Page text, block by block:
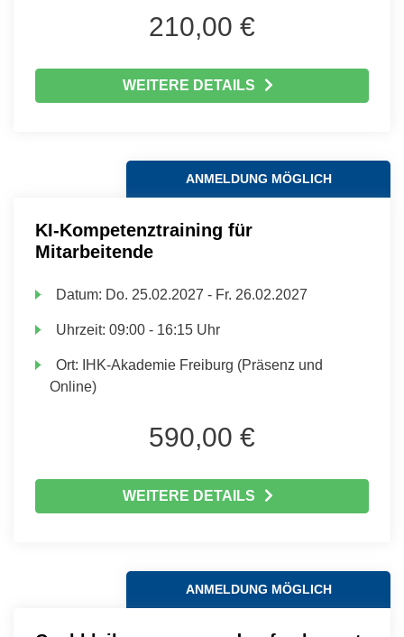
210,00 €
WEITERE DETAILS
ANMELDUNG MÖGLICH
KI-Kompetenztraining für
Mitarbeitende
Datum: Do. 25.02.2027 - Fr. 26.02.2027
Uhrzeit:09:00 - 16:15 Uhr
Ort:
IHK-Akademie Freiburg (Präsenz und
Online)
590,00 €
WEITERE DETAILS
ANMELDUNG MÖGLICH